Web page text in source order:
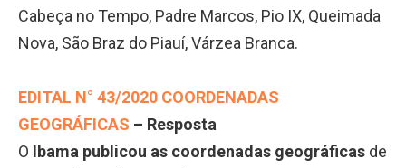
Cabeça no Tempo, Padre Marcos, Pio IX, Queimada
Nova, São Braz do Piauí, Várzea Branca.
EDITAL N° 43/2020 COORDENADAS
GEOGRÁFICAS – Resposta
O Ibama publicou as coordenadas geográficas de